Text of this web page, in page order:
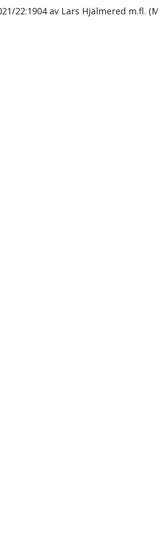
22:1904 av Lars Hjälmered m.fl.